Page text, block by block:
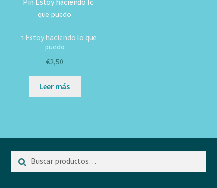
Pin Estoy haciendo lo que
puedo
€2,50
Leer más
por: